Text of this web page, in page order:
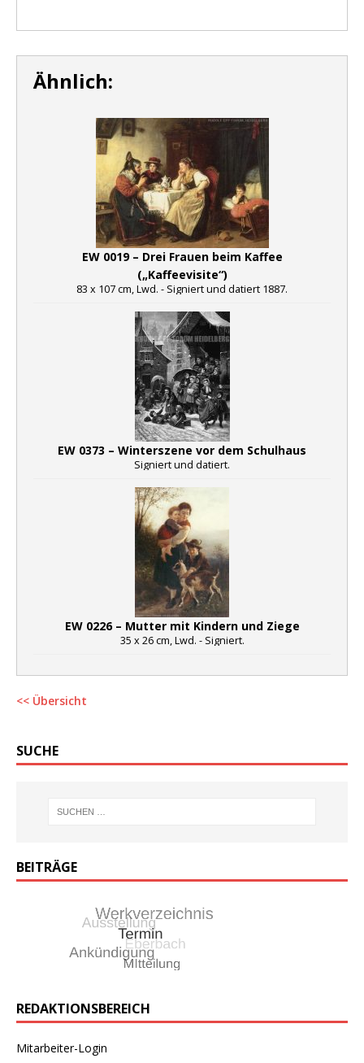
Ähnlich:
EW 0019 – Drei Frauen beim Kaffee
(„Kaffeevisite“)
83 x 107 cm, Lwd. - Signiert und datiert 1887.
EW 0373 – Winterszene vor dem Schulhaus
Signiert und datiert.
EW 0226 – Mutter mit Kindern und Ziege
35 x 26 cm, Lwd. - Signiert.
<< Übersicht
SUCHE
BEITRÄGE
REDAKTIONSBEREICH
Mitarbeiter-Login